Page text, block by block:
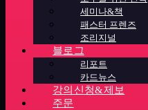
세미나&책
패스터 프렌즈
조리지널
블로그
리포트
카드뉴스
강의신청&제보
주문